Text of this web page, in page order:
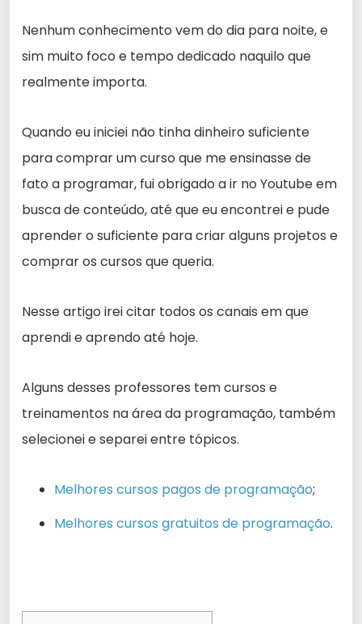
Nenhum conhecimento vem do dia para noite, e
sim muito foco e tempo dedicado naquilo que
realmente importa.
Quando eu iniciei não tinha dinheiro suficiente
para comprar um curso que me ensinasse de
fato a programar, fui obrigado a ir no Youtube em
busca de conteúdo, até que eu encontrei e pude
aprender o suficiente para criar alguns projetos e
comprar os cursos que queria.
Nesse artigo irei citar todos os canais em que
aprendi e aprendo até hoje.
Alguns desses professores tem cursos e
treinamentos na área da programação, também
selecionei e separei entre tópicos.
Melhores cursos pagos de programação;
Melhores cursos gratuitos de programação.